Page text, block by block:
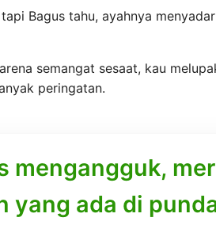
Bagus tahu, ayahnya
semangat sesaat, kau
peringatan.
mengangguk,
yang ada di